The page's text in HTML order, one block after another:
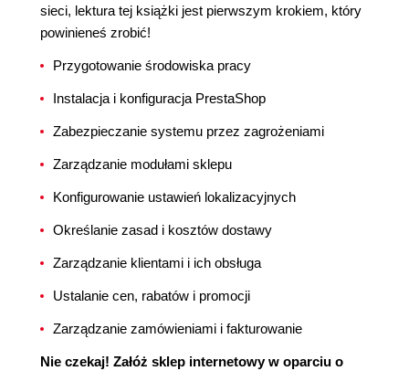
sieci, lektura tej książki jest pierwszym krokiem, który
powinieneś zrobić!
Przygotowanie środowiska pracy
Instalacja i konfiguracja PrestaShop
Zabezpieczanie systemu przez zagrożeniami
Zarządzanie modułami sklepu
Konfigurowanie ustawień lokalizacyjnych
Określanie zasad i kosztów dostawy
Zarządzanie klientami i ich obsługa
Ustalanie cen, rabatów i promocji
Zarządzanie zamówieniami i fakturowanie
Nie czekaj! Załóż sklep internetowy w oparciu o